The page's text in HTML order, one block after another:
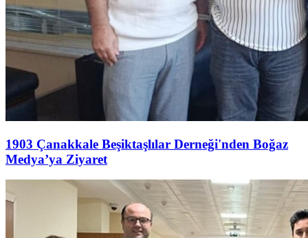
1903 Çanakkale Beşiktaşlılar Derneği'nden Boğaz
Medya’ya Ziyaret